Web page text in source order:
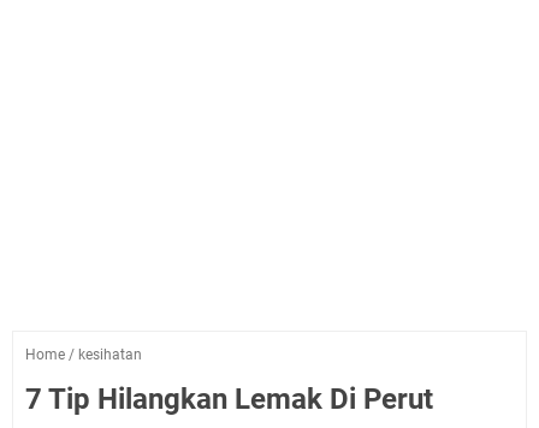
Home / kesihatan
7 Tip Hilangkan Lemak Di Perut